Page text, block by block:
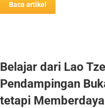
Baca artikel
Belajar dari Lao
Pendampingan
tetapi